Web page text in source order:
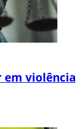
em violência